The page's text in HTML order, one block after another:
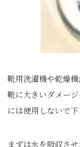
靴用洗濯機や乾燥
靴に大きいダメー
には使用しないで下
まずは水を吸収さ